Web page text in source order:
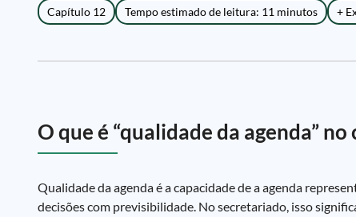
Capítulo 12 Tempo estimado de leitura: 11 minutos +
O que é “qualidade da agenda”
Qualidade da agenda é a capacidade de a agenda
decisões com previsibilidade. No secretariado, isso